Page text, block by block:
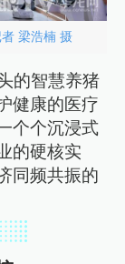
梁浩楠 摄
的智慧养猪
健康的医疗
个个沉浸式
的硬核实
同频共振的